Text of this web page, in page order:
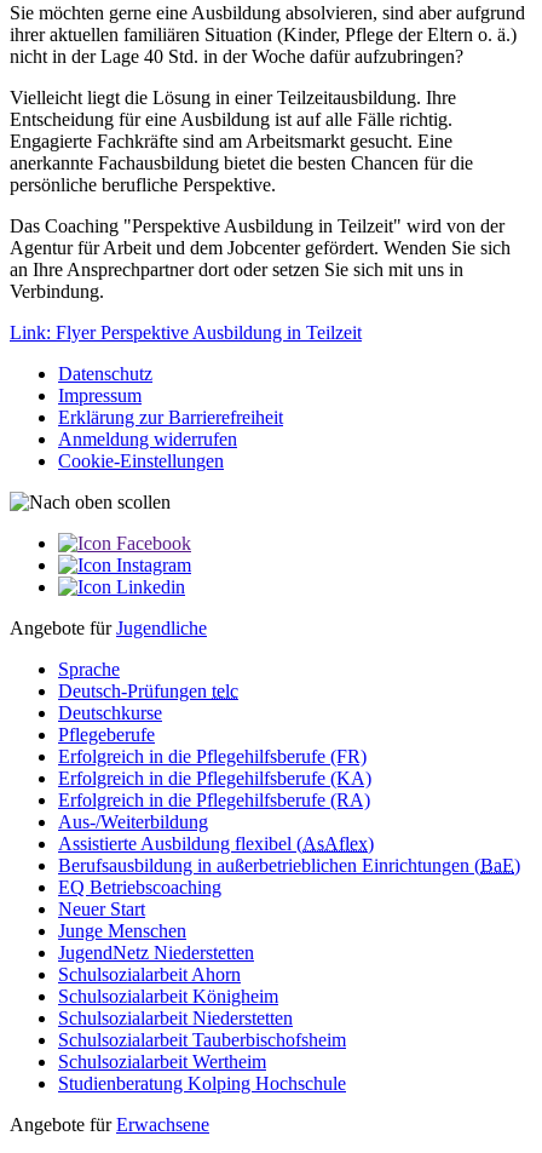
Sie möchten gerne eine Ausbildung absolvieren, sind aber aufgrund
ihrer aktuellen familiären Situation (Kinder, Pflege der Eltern o. ä.)
nicht in der Lage 40 Std. in der Woche dafür aufzubringen?
Vielleicht liegt die Lösung in einer Teilzeitausbildung. Ihre
Entscheidung für eine Ausbildung ist auf alle Fälle richtig.
Engagierte Fachkräfte sind am Arbeitsmarkt gesucht. Eine
anerkannte Fachausbildung bietet die besten Chancen für die
persönliche berufliche Perspektive.
Das Coaching "Perspektive Ausbildung in Teilzeit" wird von der
Agentur für Arbeit und dem Jobcenter gefördert. Wenden Sie sich
an Ihre Ansprechpartner dort oder setzen Sie sich mit uns in
Verbindung.
Link: Flyer Perspektive Ausbildung in Teilzeit
Datenschutz
Impressum
Erklärung zur Barriere­­freiheit
Anmeldung widerrufen
Cookie-Einstellungen
Angebote fürJugendliche
Sprache
Deutsch-Prüfungen telc
Deutschkurse
Pflegeberufe
Erfolgreich in die Pflegehilfsberufe (FR)
Erfolgreich in die Pflegehilfsberufe (KA)
Erfolgreich in die Pflegehilfsberufe (RA)
Aus-/Weiterbildung
Assistierte Ausbildung flexibel (AsAflex)
Berufsausbildung in außerbetrieblichen Einrichtungen (BaE)
EQ Betriebscoaching
Neuer Start
Junge Menschen
JugendNetz Niederstetten
Schulsozialarbeit Ahorn
Schulsozialarbeit Königheim
Schulsozialarbeit Niederstetten
Schulsozialarbeit Tauberbischofsheim
Schulsozialarbeit Wertheim
Studienberatung Kolping Hochschule
Angebote fürErwachsene